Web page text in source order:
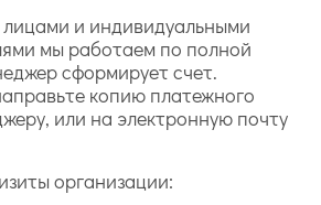
и индивидуальными
мы работаем по полной
сформирует счет.
копию платежного
или на электронную почту
организации: